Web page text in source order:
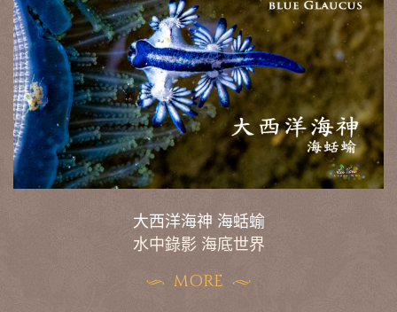
大西洋海神 海蛞蝓
水中錄影 海底世界
MORE